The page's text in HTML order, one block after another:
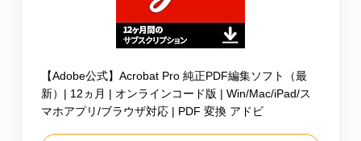
【Adobe公式】Acrobat Pro 純正PDF編集ソフト（最
新）| 12ヵ月 | オンラインコード版 | Win/Mac/iPad/ス
マホアプリ/ブラウザ対応 | PDF 変換 アドビ